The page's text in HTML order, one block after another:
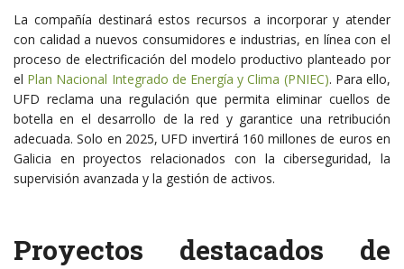
La compañía destinará estos recursos a incorporar y atender
con calidad a nuevos consumidores e industrias, en línea con el
proceso de electrificación del modelo productivo planteado por
el Plan Nacional Integrado de Energía y Clima (PNIEC). Para ello,
UFD reclama una regulación que permita eliminar cuellos de
botella en el desarrollo de la red y garantice una retribución
adecuada. Solo en 2025, UFD invertirá 160 millones de euros en
Galicia en proyectos relacionados con la ciberseguridad, la
supervisión avanzada y la gestión de activos.
Proyectos destacados de